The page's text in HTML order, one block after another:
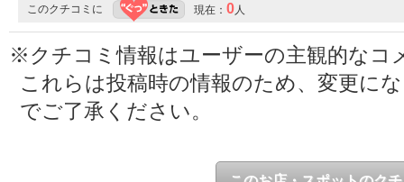
このクチコミに 現在： 0人
※クチコミ情報はユーザーの主観的なコ
これらは投稿時の情報のため、変更に
でご了承ください。